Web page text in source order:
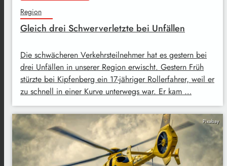
Region
Gleich drei Schwerverletzte bei Unfällen
Die schwächeren Verkehrsteilnehmer hat es gestern bei
drei Unfällen in unserer Region erwischt. Gestern Früh
stürzte bei Kipfenberg ein 17-jähriger Rollerfahrer, weil er
zu schnell in einer Kurve unterwegs war. Er kam …
Pixabay